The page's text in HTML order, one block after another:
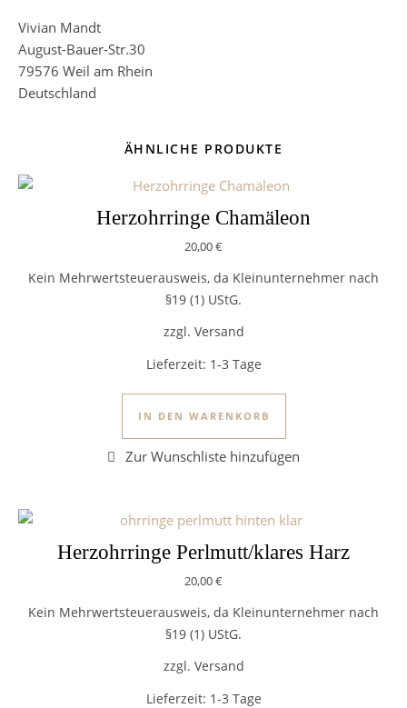
Vivian Mandt
August-Bauer-Str.30
79576 Weil am Rhein
Deutschland
ÄHNLICHE PRODUKTE
Herzohrringe Chamäleon
20,00€
Kein Mehrwertsteuerausweis, da Kleinunternehmer nach
§19 (1) UStG.
zzgl. Versand
Lieferzeit: 1-3 Tage
IN DEN WARENKORB
Herzohrringe Perlmutt/klares Harz
20,00€
Kein Mehrwertsteuerausweis, da Kleinunternehmer nach
§19 (1) UStG.
zzgl. Versand
Lieferzeit: 1-3 Tage